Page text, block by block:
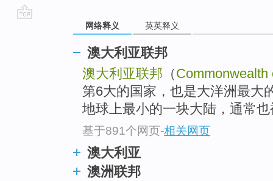
网络释义 英英释义
澳大利亚联邦
澳大利亚联邦 （Commonwealth
第6大的国家，也是大洋洲最大
地球上最小的一块大陆，通常也
基于891个网页-相关网页
澳大利亚
澳洲联邦